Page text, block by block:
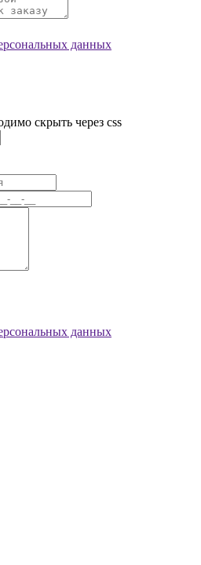
данных
скрыть через css
данных